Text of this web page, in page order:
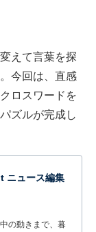
えて言葉を探
今回は、直感
ロスワードを
ズルが完成し
ニュース編集
の動きまで、暮